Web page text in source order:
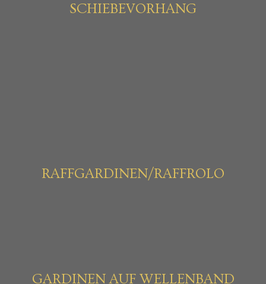
SCHIEBEVORHANG
RAFFGARDINEN/RAFFROLO
GARDINEN AUF WELLENBAND